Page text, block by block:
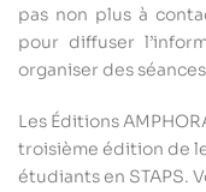
pas non plus à
pour diffuser
organiser des
Les Éditions
troisième édition de
étudiants en STAPS.